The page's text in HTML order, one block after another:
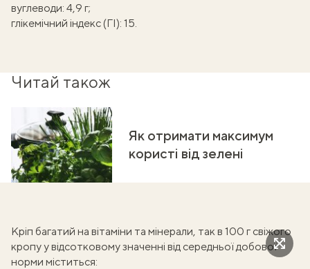
вуглеводи: 4,9 г;
глікемічний індекс (ГІ): 15.
Читай також
Як отримати максимум
користі від зелені
Кріп багатий на вітаміни та мінерали, так в 100 г свіжого
кропу у відсотковому значенні від середньої добової
норми міститься: